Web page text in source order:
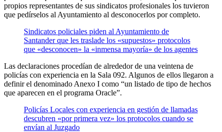
propios representantes de sus sindicatos profesionales los tuvieron
que pedírselos al Ayuntamiento al desconocerlos por completo.
Sindicatos policiales piden al Ayuntamiento de
Santander que les traslade los «supuestos» protocolos
que «desconocen» la «inmensa mayoría» de los agentes
Las declaraciones procedían de alrededor de una veintena de
policías con experiencia en la Sala 092. Algunos de ellos llegaron a
definir el denominado Anexo I como “un listado de tipo de hechos
que aparecen en el programa Oracle”.
Policías Locales con experiencia en gestión de llamadas
descubren «por primera vez» los protocolos cuando se
envían al Juzgado